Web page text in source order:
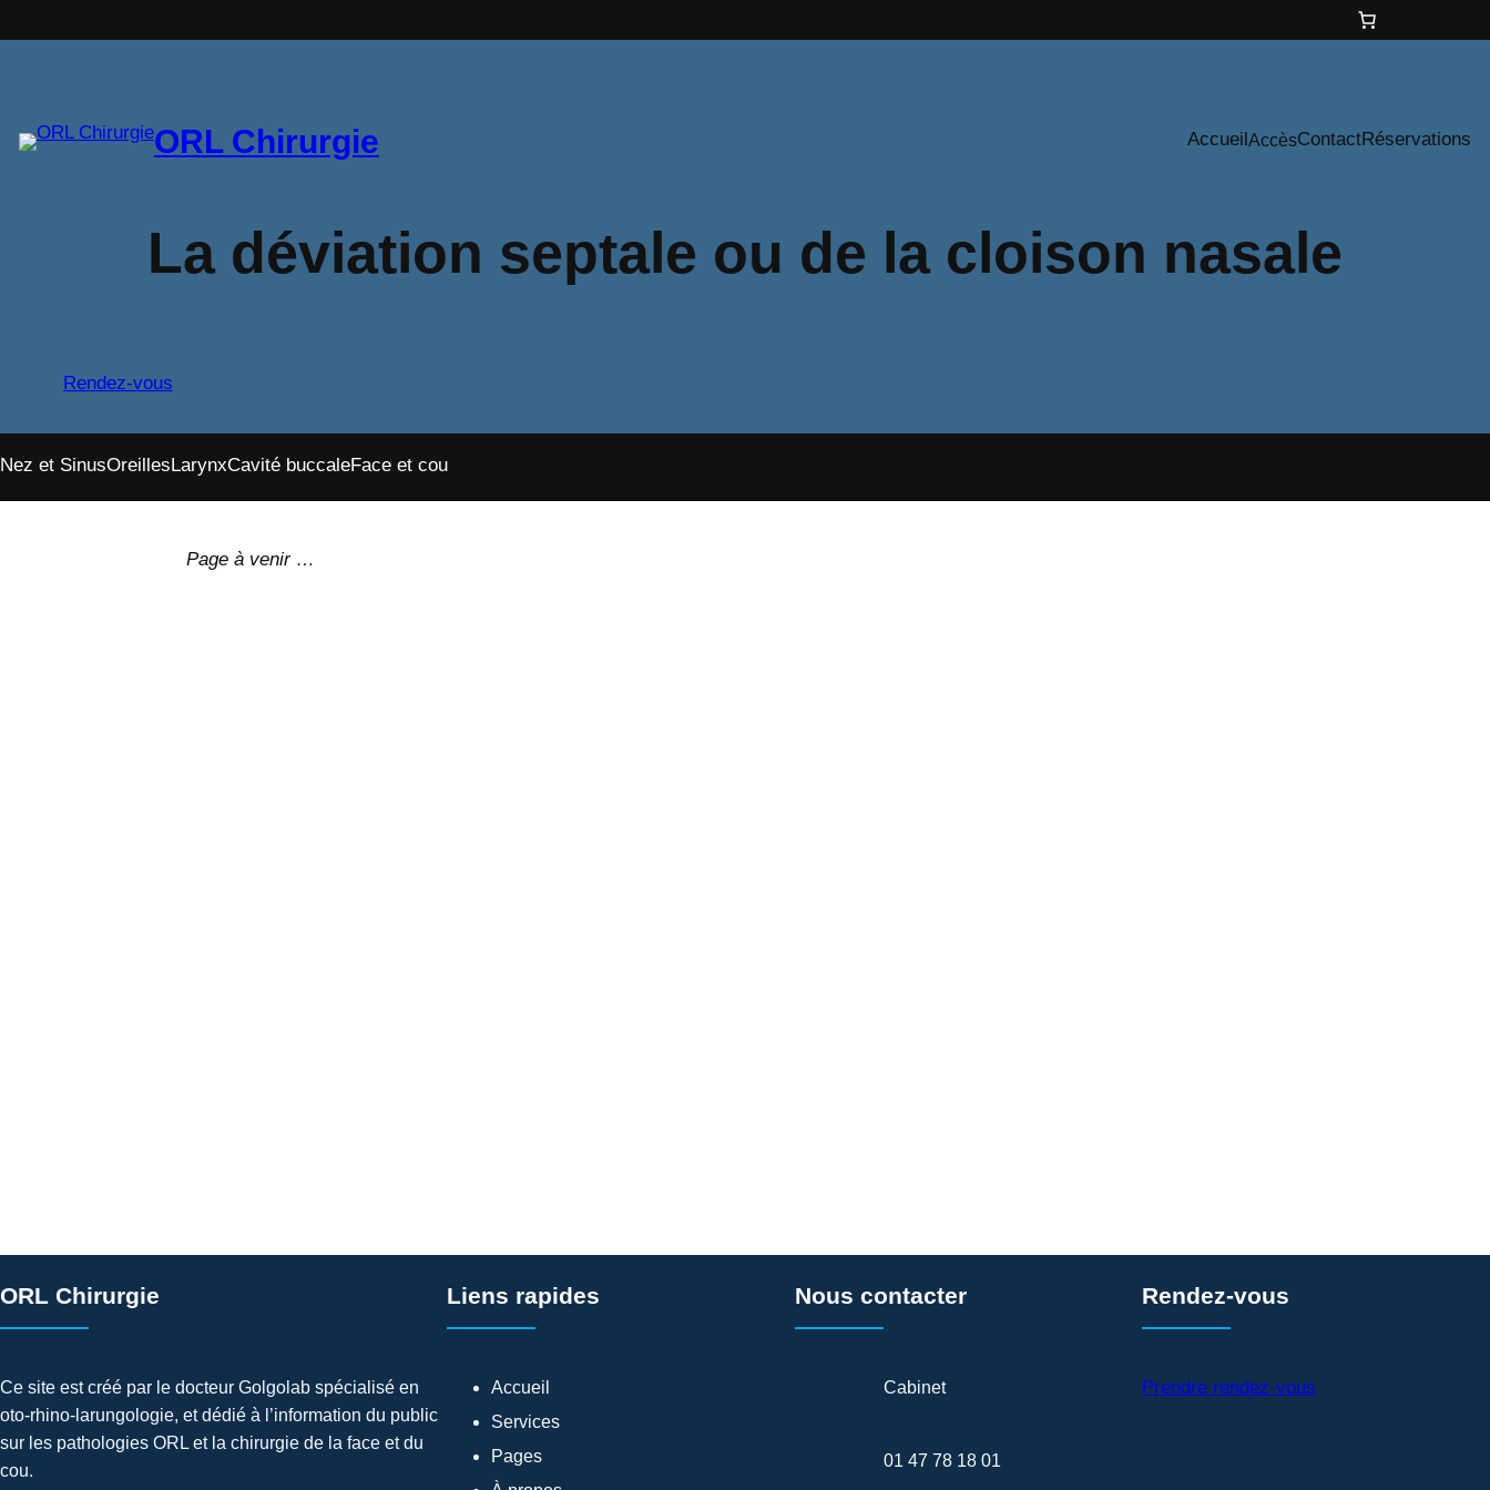
au
ORL Chirurgie AccueilAccèsContactRéservations
La déviation septale ou de la cloison nasale
Rendez-vous
Nez et SinusOreillesLarynxCavité buccaleFace et cou
Page à venir …
ORL Chirurgie
Ce site est créé par le docteur Golgolab spécialisé en
oto-rhino-larungologie, et dédié à l’information du public
sur les pathologies ORL et la chirurgie de la face et du
cou.
Liens rapides
Accueil
Services
Pages
Nous contacter
Cabinet
01 47 78 18 01
Rendez-vous
Prendre rendez-vous